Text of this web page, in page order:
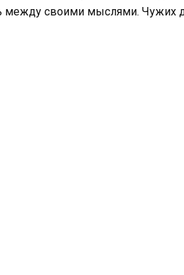
между своими мыслями. Чужих